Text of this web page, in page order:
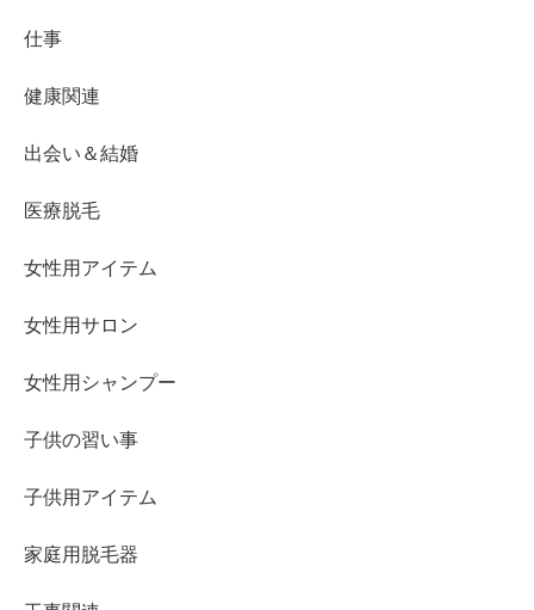
仕事
健康関連
出会い＆結婚
医療脱毛
女性用アイテム
女性用サロン
女性用シャンプー
子供の習い事
子供用アイテム
家庭用脱毛器